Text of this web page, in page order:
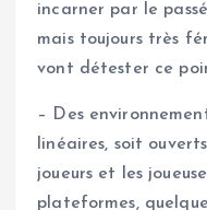
incarner par le
mais toujours très
vont détester ce
– Des
linéaires, soit
joueurs et les
plateformes,